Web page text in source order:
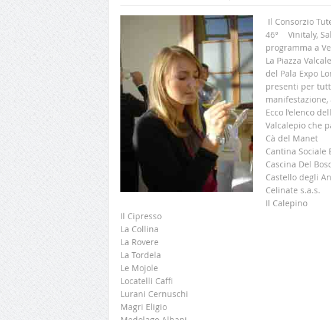
Il Consorzio
46° Vinitaly,
programma a
La Piazza
del Pala Expo
presenti per
Ecco l’elenco
Valcalepio che
Cà del Manet
Cantina Sociale
Cascina Del
Castello degli
Celinate s.a.s.
Il Calepino
Il Cipresso
La Collina
La Rovere
La Tordela
Le Mojole
Locatelli Caffi
Lurani Cernuschi
Magri Eligio